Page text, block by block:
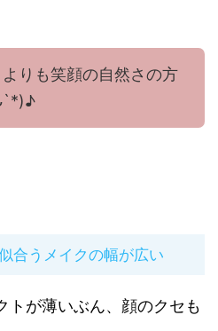
りも笑顔の自然さの方
うメイクの幅が広い
トが薄いぶん、顔のクセも